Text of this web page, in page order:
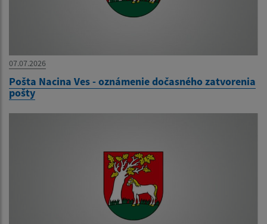
07.07.2026
Pošta Nacina Ves - oznámenie dočasného zatvorenia
pošty